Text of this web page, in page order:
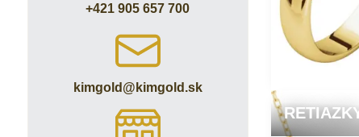
+421 905 657 700
kimgold​@kimgold​.sk